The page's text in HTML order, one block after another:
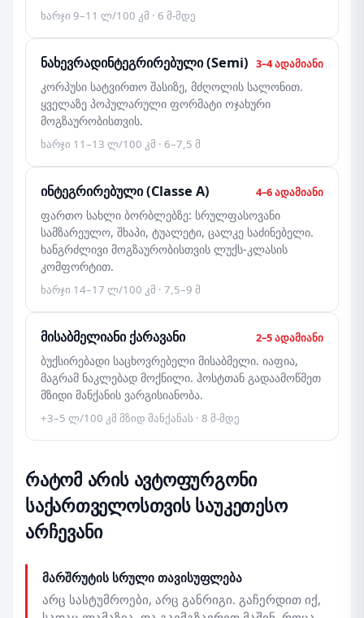
ხარჯი 9–11 ლ/100 კმ · 6 მ-მდე
ნახევრადინტეგრირებული (Semi) 3–4 ადამიანი
კორპუსი სატვირთო შასიზე, მძღოლის სალონით.
ყველაზე პოპულარული ფორმატი ოჯახური
მოგზაურობისთვის.
ხარჯი 11–13 ლ/100 კმ · 6–7,5 მ
ინტეგრირებული (Classe A) 4–6 ადამიანი
ფართო სახლი ბორბლებზე: სრულფასოვანი
სამზარეულო, შხაპი, ტუალეტი, ცალკე საძინებელი.
ხანგრძლივი მოგზაურობისთვის ლუქს-კლასის
კომფორტით.
ხარჯი 14–17 ლ/100 კმ · 7,5–9 მ
მისაბმელიანი ქარავანი 2–5 ადამიანი
ბუქსირებადი საცხოვრებელი მისაბმელი. იაფია,
მაგრამ ნაკლებად მოქნილი. ჰოსტთან გადაამოწმეთ
მზიდი მანქანის ვარგისიანობა.
+3–5 ლ/100 კმ მზიდ მანქანას · 8 მ-მდე
რატომ არის ავტოფურგონი
საქართველოსთვის საუკეთესო
არჩევანი
მარშრუტის სრული თავისუფლება
არც სასტუმროები, არც განრიგი. გაჩერდით იქ,